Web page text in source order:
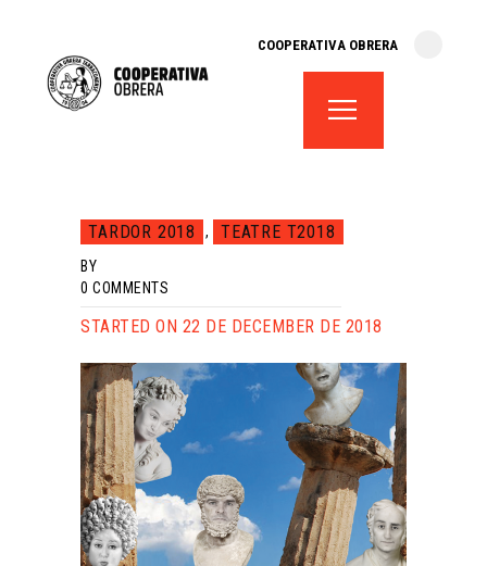
COOPERATIVA OBRERA
fes-te soci
lloguer d’espais
TARDOR 2018 , TEATRE T2018
BY
0 COMMENTS
STARTED ON 22 DE DECEMBER DE 2018